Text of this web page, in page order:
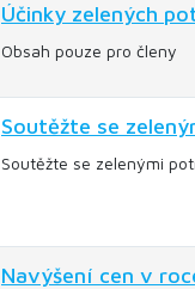
Účinky zelených
Obsah pouze pro členy
Soutěžte se
Soutěžte se zelenými
Navýšení cen v